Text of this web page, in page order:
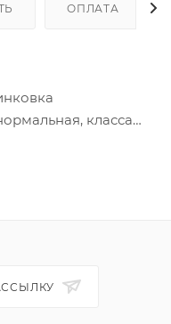
ОПЛАТА
класса